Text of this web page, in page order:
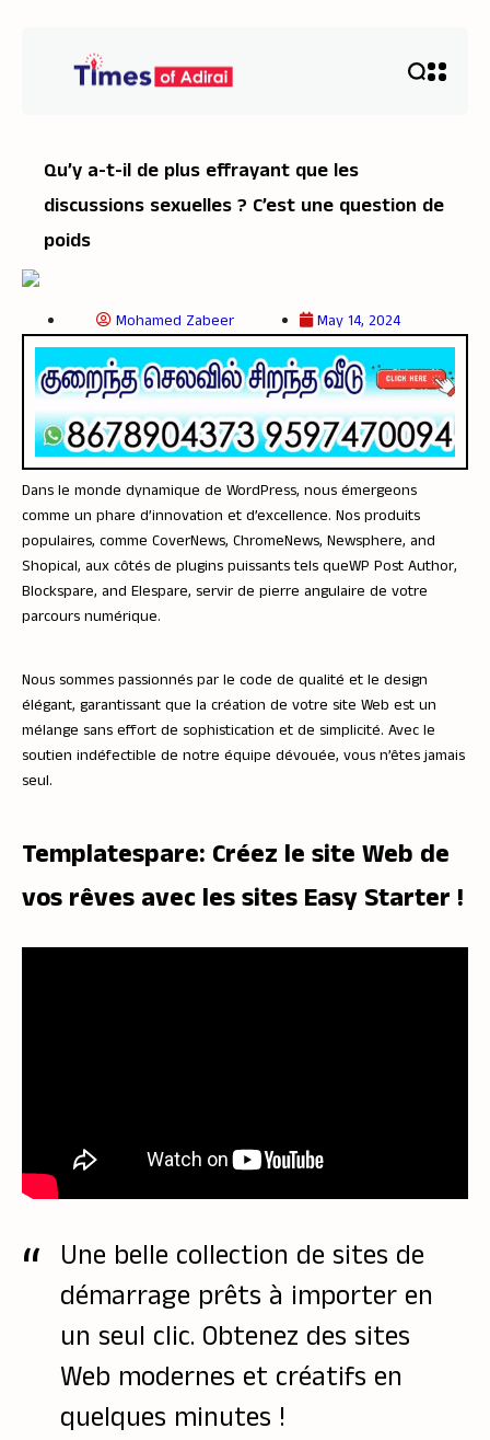
Qu’y a-t-il de plus effrayant que les
discussions sexuelles ? C’est une question de
poids
Mohamed Zabeer May 14, 2024
Dans le monde dynamique de WordPress, nous émergeons
comme un phare d’innovation et d’excellence. Nos produits
populaires, comme CoverNews, ChromeNews, Newsphere, and
Shopical, aux côtés de plugins puissants tels queWP Post Author,
Blockspare, and Elespare, servir de pierre angulaire de votre
parcours numérique.
Nous sommes passionnés par le code de qualité et le design
élégant, garantissant que la création de votre site Web est un
mélange sans effort de sophistication et de simplicité. Avec le
soutien indéfectible de notre équipe dévouée, vous n’êtes jamais
seul.
Templatespare: Créez le site Web de
vos rêves avec les sites Easy Starter !
Une belle collection de sites de
démarrage prêts à importer en
un seul clic. Obtenez des sites
Web modernes et créatifs en
quelques minutes !